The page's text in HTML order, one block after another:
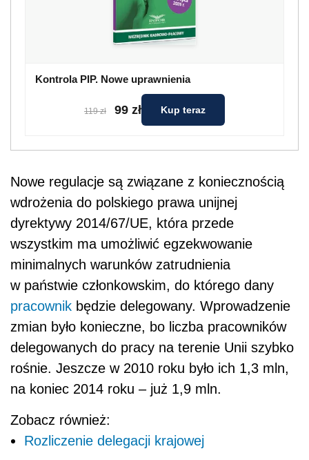
Kontrola PIP. Nowe uprawnienia
119 zł 99 zł Kup teraz
Nowe regulacje są związane z koniecznością
wdrożenia do polskiego prawa unijnej
dyrektywy 2014/67/UE, która przede
wszystkim ma umożliwić egzekwowanie
minimalnych warunków zatrudnienia
w państwie członkowskim, do którego dany
pracownik będzie delegowany. Wprowadzenie
zmian było konieczne, bo liczba pracowników
delegowanych do pracy na terenie Unii szybko
rośnie. Jeszcze w 2010 roku było ich 1,3 mln,
na koniec 2014 roku – już 1,9 mln.
Zobacz również:
Rozliczenie delegacji krajowej